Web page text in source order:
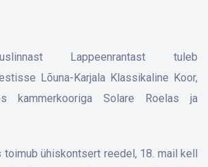
Lappeenrantast tuleb
Lõuna-Karjala Klassikaline Koor,
kammerkooriga Solare Roelas ja
toimub ühiskontsert reedel, 18. mail kell